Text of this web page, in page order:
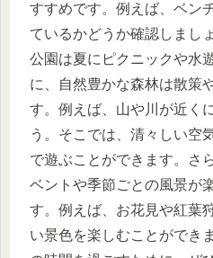
すすめです。例えば、ベン
ているかどうか確認しまし
公園は夏にピクニックや水
に、自然豊かな森林は散策
す。例えば、山や川が近く
う。そこでは、清々しい空
で遊ぶことができます。さ
ベントや季節ごとの風景が
す。例えば、お花見や紅葉
い景色を楽しむことができ